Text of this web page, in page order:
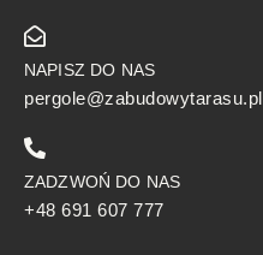
NAPISZ DO NAS
pergole@zabudowytarasu.pl
ZADZWOŃ DO NAS
+48 691 607 777